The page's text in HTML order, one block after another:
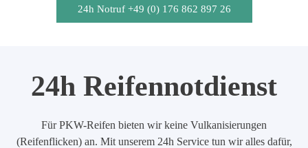
24h Notruf +49 (0) 176 862 897 26
24h Reifennotdienst
Für PKW-Reifen bieten wir keine Vulkanisierungen
(Reifenflicken) an. Mit unserem 24h Service tun wir alles dafür,